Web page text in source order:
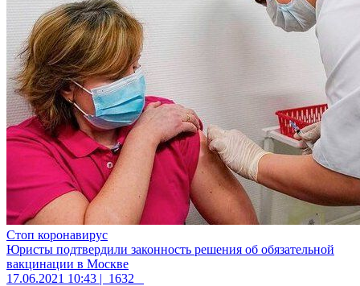
Стоп коронавирус
Юристы подтвердили законность решения об обязательной
вакцинации в Москве
17.06.2021 10:43 | 1632